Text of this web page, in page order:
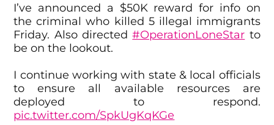
I’ve announced a $50K reward for info on
the criminal who killed 5 illegal immigrants
Friday. Also directed#OperationLoneStar to
be on the lookout.
I continue working with state & local officials
to ensure all available resources are
deployed to respond.
pic.twitter.com/SpkUgKqKGe